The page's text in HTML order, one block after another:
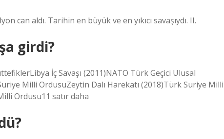
can aldı. Tarihin en büyük ve en yıkıcı savaşıydı. II.
girdi?
İç Savaşı (2011)NATO Türk Geçici Ulusal
Milli OrdusuZeytin Dalı Harekatı (2018)Türk Suriye Milli
Ordusu11 satır daha